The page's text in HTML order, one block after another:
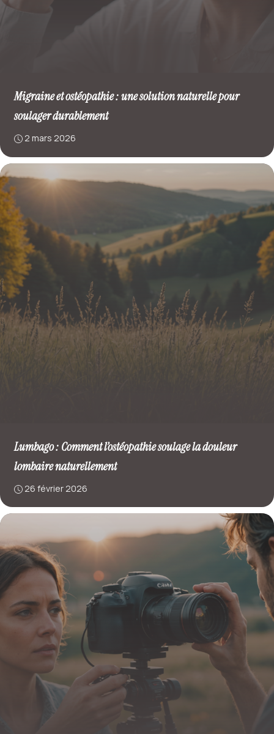
Migraine et ostéopathie : une solution naturelle pour
soulager durablement
2 mars 2026
Lumbago : Comment l’ostéopathie soulage la douleur
lombaire naturellement
26 février 2026